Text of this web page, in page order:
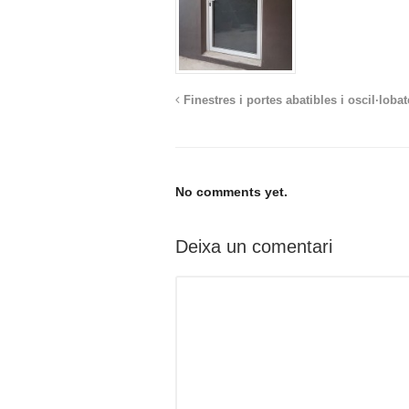
Finestres i portes abatibles i
No comments yet.
Deixa un comentari